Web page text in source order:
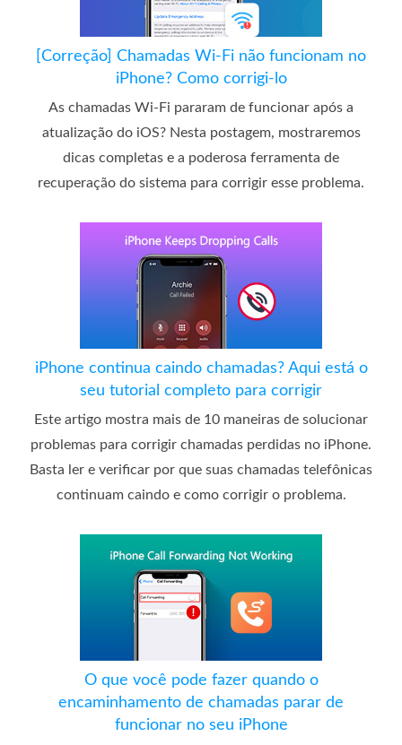
[Correção] Chamadas Wi-Fi não funcionam no
iPhone? Como corrigi-lo
As chamadas Wi-Fi pararam de funcionar após a
atualização do iOS? Nesta postagem, mostraremos
dicas completas e a poderosa ferramenta de
recuperação do sistema para corrigir esse problema.
iPhone continua caindo chamadas? Aqui está o
seu tutorial completo para corrigir
Este artigo mostra mais de 10 maneiras de solucionar
problemas para corrigir chamadas perdidas no iPhone.
Basta ler e verificar por que suas chamadas telefônicas
continuam caindo e como corrigir o problema.
O que você pode fazer quando o
encaminhamento de chamadas parar de
funcionar no seu iPhone